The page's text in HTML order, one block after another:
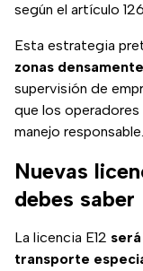
según el artículo
Esta estrategia
zonas
supervisión de
que los
manejo responsable.
Nuevas
debes saber
La licencia E12
transporte